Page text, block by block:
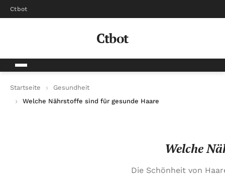
Ctbot
Ctbot
Startseite
Gesundheit
Welche Nährstoffe sind für gesunde Haare und Nägel wichtig?
Welche
Die Schönheit von